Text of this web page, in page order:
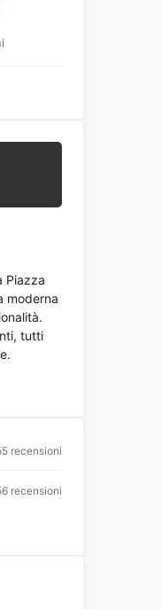
Piazza
moderna
tutti
recensioni
recensioni